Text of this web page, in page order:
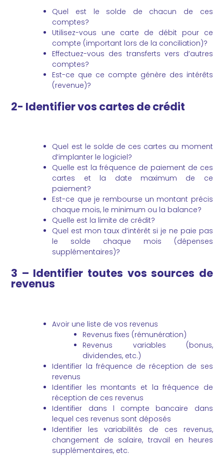
Quel est le solde de chacun de ces
comptes?
Utilisez-vous une carte de débit pour ce
compte (important lors de la conciliation)?
Effectuez-vous des transferts vers d’autres
comptes?
Est-ce que ce compte génère des intérêts
(revenue)?
2- Identifier vos cartes de crédit
Quel est le solde de ces cartes au moment
d’implanter le logiciel?
Quelle est la fréquence de paiement de ces
cartes et la date maximum de ce
paiement?
Est-ce que je rembourse un montant précis
chaque mois, le minimum ou la balance?
Quelle est la limite de crédit?
Quel est mon taux d’intérêt si je ne paie pas
le solde chaque mois (dépenses
supplémentaires)?
3 – Identifier toutes vos sources de
revenus
Avoir une liste de vos revenus
Revenus fixes (rémunération)
Revenus variables (bonus,
dividendes, etc.)
Identifier la fréquence de réception de ses
revenus
Identifier les montants et la fréquence de
réception de ces revenus
Identifier dans l compte bancaire dans
lequel ces revenus sont déposés
Identifier les variabilités de ces revenus,
changement de salaire, travail en heures
supplémentaires, etc.